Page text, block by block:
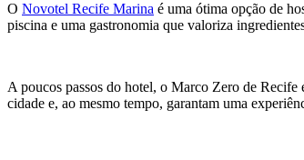
O Novotel Recife Marina é uma ótima opção de
piscina e uma gastronomia que valoriza
A poucos passos do hotel, o Marco Zero de Recife
cidade e, ao mesmo tempo, garantam uma